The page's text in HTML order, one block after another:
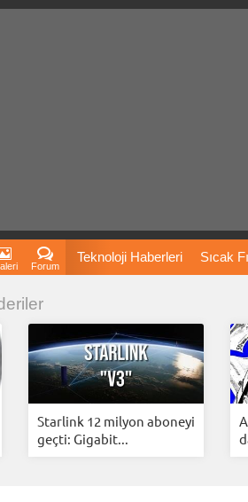
Forum
Teknoloji Haberleri Sıcak
Fiyatları Vizyondaki Filmler
İnstagram Dondurma
Starlink 12 milyon aboneyi
geçti: Gigabit...